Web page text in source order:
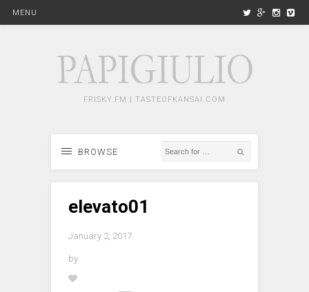
MENU
FRISKY.FM | TASTEOFKANSAI.COM
BROWSE
elevato01
January 2, 2017
by